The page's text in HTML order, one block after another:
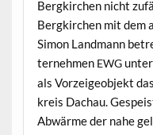
Bergkirchen nicht
Bergkirchen mit dem
Simon Land­mann
ternehmen EWGunter
als Vorzeigeob­jekt
kreis Dachau.
Abwärme der nahe